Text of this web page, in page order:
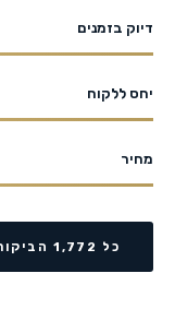
דיוק בזמנים
יחס ללקוח
מחיר
כל 1,772 הביקורות